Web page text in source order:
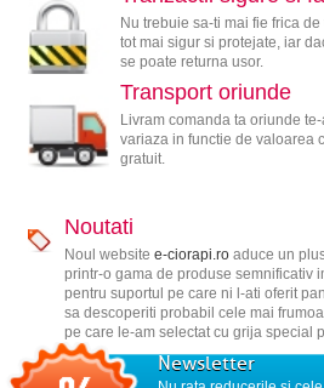
Nu trebuie sa-ti mai fie frica
tot mai sigur si protejate, iar
se poate returna usor.
Transport oriunde
Livram comanda ta oriunde
variaza in functie de valoarea
gratuit.
Noutati
Noul website e-ciorapi.roaduce un
printr-o gama de produse semnificativ
pentru suportul pe care ni l-ati oferit
sa descoperiti probabil cele mai
pe care le-am selectat cu grija special
Newsletter